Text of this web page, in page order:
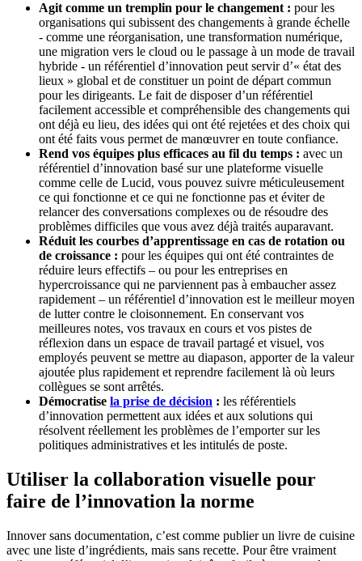
Agit comme un tremplin pour le changement : pour les
organisations qui subissent des changements à grande échelle
- comme une réorganisation, une transformation numérique,
une migration vers le cloud ou le passage à un mode de travail
hybride - un référentiel d’innovation peut servir d’« état des
lieux » global et de constituer un point de départ commun
pour les dirigeants. Le fait de disposer d’un référentiel
facilement accessible et compréhensible des changements qui
ont déjà eu lieu, des idées qui ont été rejetées et des choix qui
ont été faits vous permet de manœuvrer en toute confiance.
Rend vos équipes plus efficaces au fil du temps : avec un
référentiel d’innovation basé sur une plateforme visuelle
comme celle de Lucid, vous pouvez suivre méticuleusement
ce qui fonctionne et ce qui ne fonctionne pas et éviter de
relancer des conversations complexes ou de résoudre des
problèmes difficiles que vous avez déjà traités auparavant.
Réduit les courbes d’apprentissage en cas de rotation ou
de croissance : pour les équipes qui ont été contraintes de
réduire leurs effectifs – ou pour les entreprises en
hypercroissance qui ne parviennent pas à embaucher assez
rapidement – un référentiel d’innovation est le meilleur moyen
de lutter contre le cloisonnement. En conservant vos
meilleures notes, vos travaux en cours et vos pistes de
réflexion dans un espace de travail partagé et visuel, vos
employés peuvent se mettre au diapason, apporter de la valeur
ajoutée plus rapidement et reprendre facilement là où leurs
collègues se sont arrêtés.
Démocratise la prise de décision : les référentiels
d’innovation permettent aux idées et aux solutions qui
résolvent réellement les problèmes de l’emporter sur les
politiques administratives et les intitulés de poste.
Utiliser la collaboration visuelle pour
faire de l’innovation la norme
Innover sans documentation, c’est comme publier un livre de cuisine
avec une liste d’ingrédients, mais sans recette. Pour être vraiment